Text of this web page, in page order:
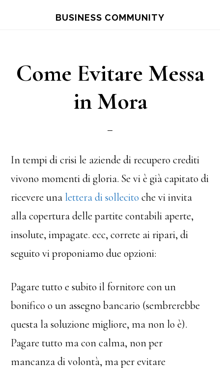
content
sidebar
BUSINESS COMMUNITY
Come Evitare Messa
in Mora
In tempi di crisi le aziende di recupero crediti
vivono momenti di gloria. Se vi è già capitato di
ricevere una lettera di sollecitoche vi invita
alla copertura delle partite contabili aperte,
insolute, impagate. ecc, correte ai ripari, di
seguito vi proponiamo due opzioni:
Pagare tutto e subito il fornitore con un
bonifico o un assegno bancario (sembrerebbe
questa la soluzione migliore, ma non lo è).
Pagare tutto ma con calma, non per
mancanza di volontà, ma per evitare